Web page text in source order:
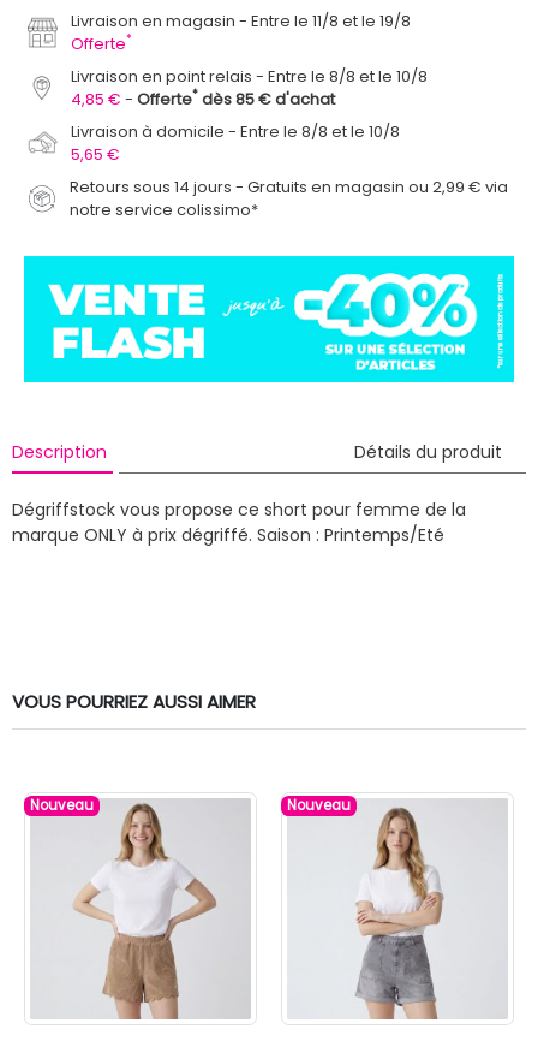
Livraison en magasin
Entre le 11/8 et le 19/8
Offerte*
Livraison en point relais
Entre le 8/8 et le 10/8
4,85 €
Offerte* dès 85 € d'achat
Livraison à domicile
Entre le 8/8 et le 10/8
5,65 €
Retours sous 14 jours - Gratuits en magasin ou 2,99 € via
notre service colissimo*
Description Détails du produit
Dégriffstock vous propose ce short pour femme de la
marque ONLY à prix dégriffé. Saison : Printemps/Eté
VOUS POURRIEZ AUSSI AIMER
Nouveau Nouveau